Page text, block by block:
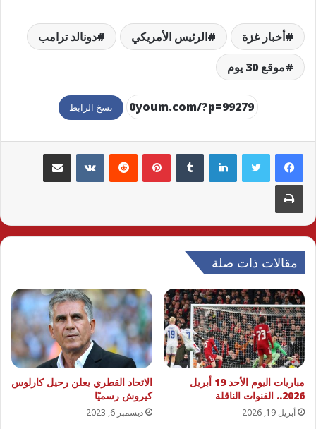
أخبار غزة الرئيس الأمريكي
دونالد ترامب
موقع 30 يوم
نسخ الرابط
لينكدإن بينتيريست مشاركة عبر البريد
طباعة
مقالات ذات صلة
مباريات اليوم الأحد 19 أبريل
2026.. القنوات الناقلة
أبريل 19, 2026
الاتحاد القطري يعلن رحيل كارلوس
كيروش رسميًا
ديسمبر 6, 2023